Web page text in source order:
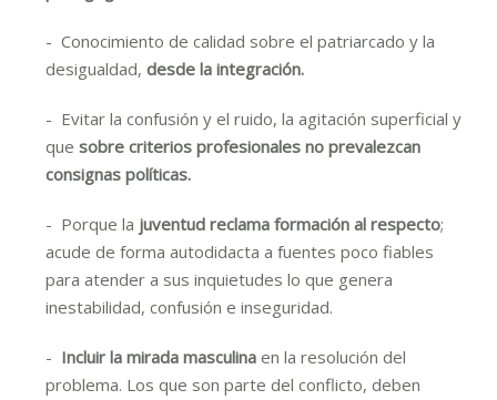
- Conocimiento de calidad sobre el patriarcado y la
desigualdad, desde la integración.
- Evitar la confusión y el ruido, la agitación superficial y
que sobre criterios profesionales no prevalezcan
consignas políticas.
- Porque la juventud reclama formación al respecto;
acude de forma autodidacta a fuentes poco fiables
para atender a sus inquietudes lo que genera
inestabilidad, confusión e inseguridad.
- Incluir la mirada masculina en la resolución del
problema. Los que son parte del conflicto, deben